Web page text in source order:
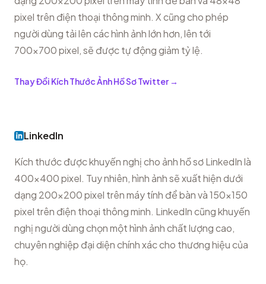
pixel trên điện thoại thông minh. X cũng cho phép
người dùng tải lên các hình ảnh lớn hơn, lên tới
700x700 pixel, sẽ được tự động giảm tỷ lệ.
Thay Đổi Kích Thước Ảnh Hồ Sơ Twitter →
LinkedIn
Kích thước được khuyến nghị cho ảnh hồ sơ LinkedIn là
400x400 pixel. Tuy nhiên, hình ảnh sẽ xuất hiện dưới
dạng 200x200 pixel trên máy tính để bàn và 150x150
pixel trên điện thoại thông minh. LinkedIn cũng khuyến
nghị người dùng chọn một hình ảnh chất lượng cao,
chuyên nghiệp đại diện chính xác cho thương hiệu của
họ.